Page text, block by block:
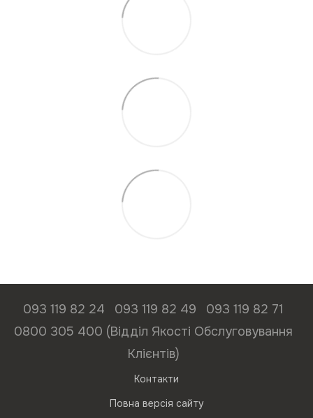
093 119 82 24 093 119 82 49
093 119 82 71
0800 305 400 (Відділ Якості Обслуговування
Клієнтів)
Контакти
Повна версія сайту